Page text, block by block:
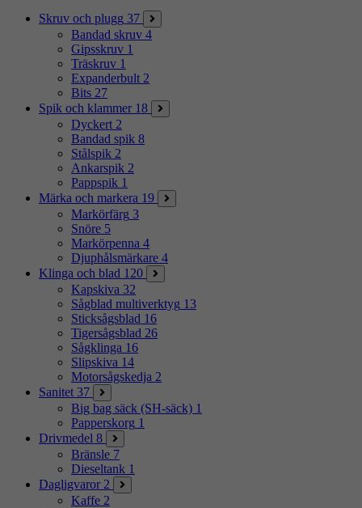
Skruv och plugg 37
Bandad skruv 4
Gipsskruv 1
Träskruv 1
Expanderbult 2
Bits 27
Spik och klammer 18
Dyckert 2
Bandad spik 8
Stålspik 2
Ankarspik 2
Pappspik 1
Märka och markera 19
Markörfärg 3
Snöre 5
Markörpenna 4
Djuphålsmärkare 4
Klinga och blad 120
Kapskiva 32
Sågblad multiverktyg 13
Sticksågsblad 16
Tigersågsblad 26
Sågklinga 16
Slipskiva 14
Motorsågskedja 2
Sanitet 37
Big bag säck (SH-säck) 1
Papperskorg 1
Drivmedel 8
Bränsle 7
Dieseltank 1
Dagligvaror 2
Kaffe 2